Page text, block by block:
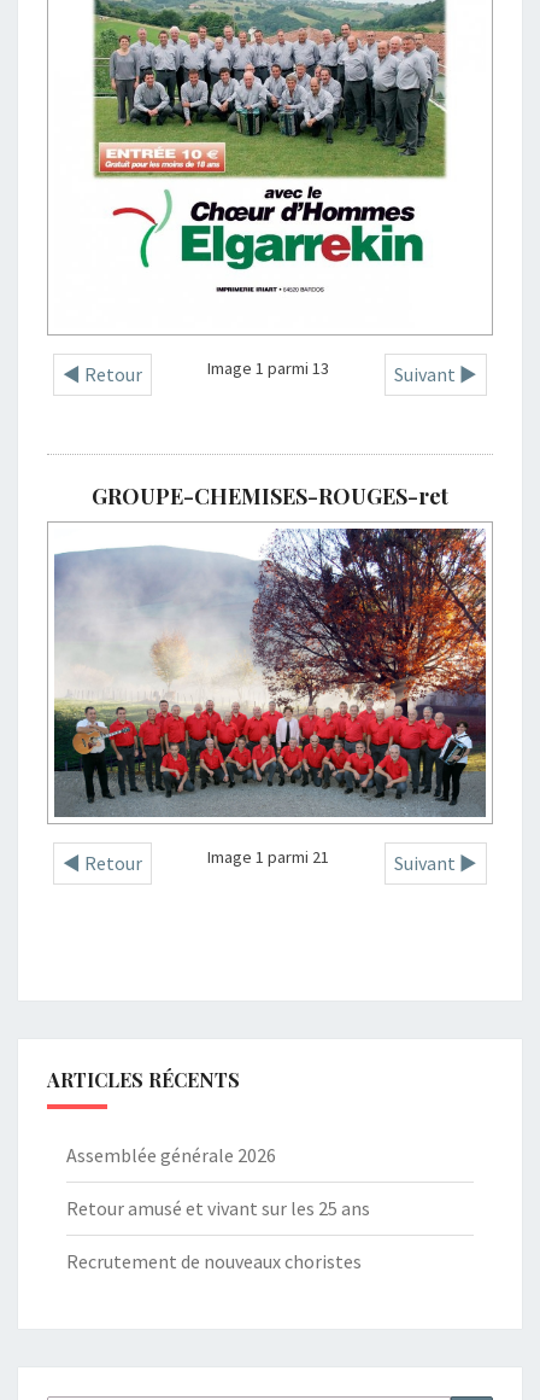
◄ Retour Suivant ►
Image 1 parmi 13
GROUPE-CHEMISES-ROUGES-ret
◄ Retour Suivant ►
Image 1 parmi 21
ARTICLES RÉCENTS
Assemblée générale 2026
Retour amusé et vivant sur les 25 ans
Recrutement de nouveaux choristes